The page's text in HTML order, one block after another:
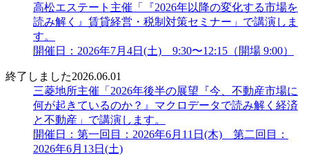
高松エステート主催「『2026年以降の変化する市場を
読み解く』賃貸経営・税制対策セミナー」で講演しま
す。
開催日：2026年7月4日(土) 9:30〜12:15（開場 9:00）
終了しました2026.06.01
三菱地所主催「2026年後半の展望『今、不動産市場に
何が起きているのか？』マクロデータで読み解く経済
と不動産」で講演します。
開催日：第一回目：2026年6月11日(木) 第二回目：
2026年6月13日(土)